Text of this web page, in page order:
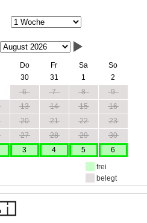
Do Fr Sa
So
30 31 1
2
6 7 8
9
13 14 15
16
20 21 22
23
27 28 29
30
3 4 5
6
frei
belegt